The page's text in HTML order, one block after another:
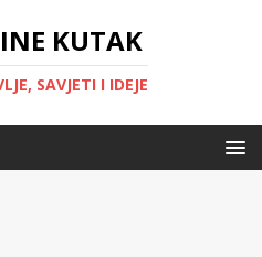
KUTAK
SAVJETI I IDEJE